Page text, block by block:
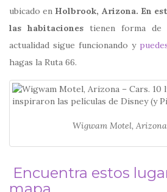
ubicado en Holbrook, Arizona. En
las habitacionestienen forma de
actualidad sigue funcionando y
hagas la Ruta 66.
Wigwam Motel,
Encuentra estos